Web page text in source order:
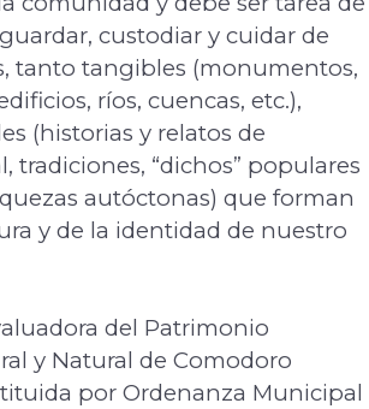
custodiar y cuidar de
tanto tangibles (monumentos,
ríos, cuencas, etc.),
(historias y relatos de
tradiciones, “dichos” populares
autóctonas) que forman
y de la identidad de nuestro
del Patrimonio
y Natural de Comodoro
por Ordenanza Municipal